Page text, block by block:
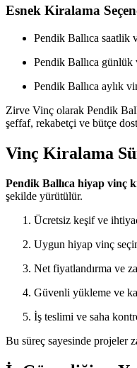
Esnek Kiralama
Pendik Ballıca saatlik
Pendik Ballıca günlük
Pendik Ballıca aylık
Zirve Vinç olarak Pendik
şeffaf, rekabetçi ve bütçe
Vinç Kiralama
Pendik Ballıca hiyap vinç
şekilde yürütülür.
Ücretsiz keşif ve
Uygun hiyap vinç
Net fiyatlandırma ve
Güvenli yükleme ve
İş teslimi ve saha
Bu süreç sayesinde projeler